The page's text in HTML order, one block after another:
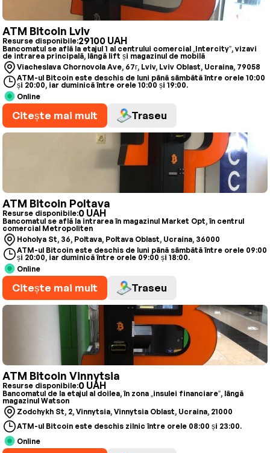
ATM Bitcoin Lviv
Resurse disponibile:29100 UAH
Bancomatul se află la etajul 1 al centrului comercial „Intercity”, vizavi
de intrarea principală, lângă lift și magazinul de mobilă
Viacheslava Chornovola Ave, 67г, Lviv, Lviv Oblast, Ucraina, 79058
ATM-ul Bitcoin este deschis de luni până sâmbătă între orele 10:00
și 20:00, iar duminică între orele 10:00 și 19:00.
Online
Citește mai mult Traseu
ATM Bitcoin Poltava
Resurse disponibile:0 UAH
Bancomatul se află la intrarea în magazinul Market Opt, în centrul
comercial Metropoliten
Hoholya St, 36, Poltava, Poltava Oblast, Ucraina, 36000
ATM-ul Bitcoin este deschis de luni până sâmbătă între orele 09:00
și 20:00, iar duminică între orele 09:00 și 18:00.
Online
Citește mai mult Traseu
ATM Bitcoin Vinnytsia
Resurse disponibile:0 UAH
Bancomatul de la etajul al doilea, în zona „insulei financiare”, lângă
magazinul Watson
Zodchykh St, 2, Vinnytsia, Vinnytsia Oblast, Ucraina, 21000
ATM-ul Bitcoin este deschis zilnic între orele 08:00 și 23:00.
Online